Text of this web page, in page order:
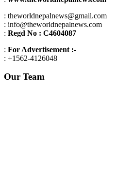
: theworldnepalnews@gmail.com
: info@theworldnepalnews.com
: Regd No : C4604087
: For Advertisement :-
: +1562-4126048
Our Team